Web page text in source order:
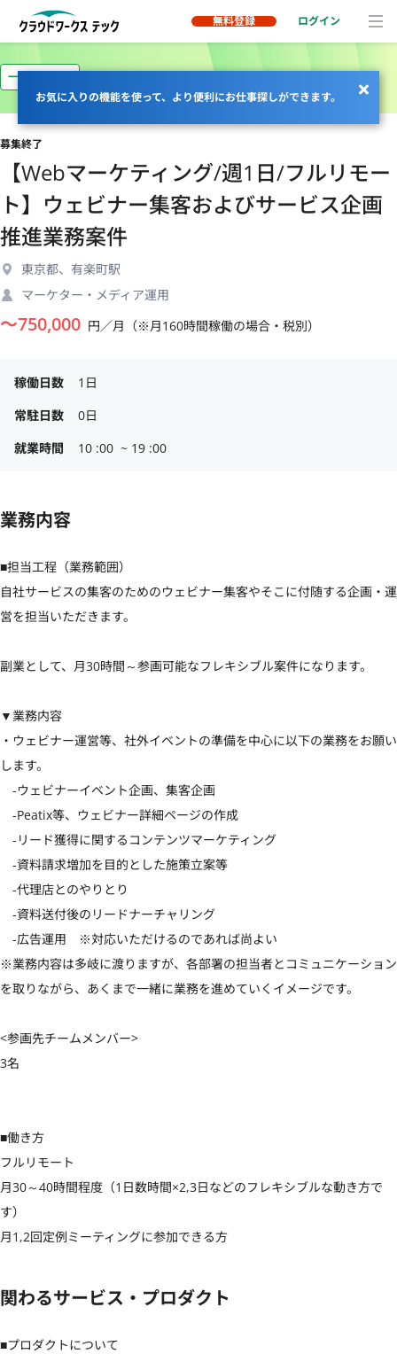
無料登録 ログイン
お気に入りの機能を使って、より便利にお仕事探しができます。
一部リモート
募集終了
【Webマーケティング/週1日/フルリモー
ト】ウェビナー集客およびサービス企画
推進業務案件
東京都、有楽町駅
マーケター・メディア運用
〜750,000 円／月（※月160時間稼働の場合・税別）
稼働日数
1日
常駐日数
0日
就業時間
10 :00  ~ 19 :00
業務内容
■担当工程（業務範囲）
自社サービスの集客のためのウェビナー集客やそこに付随する企画・運
営を担当いただきます。
副業として、月30時間～参画可能なフレキシブル案件になります。
▼業務内容
・ウェビナー運営等、社外イベントの準備を中心に以下の業務をお願い
します。
-ウェビナーイベント企画、集客企画
-Peatix等、ウェビナー詳細ページの作成
-リード獲得に関するコンテンツマーケティング
-資料請求増加を目的とした施策立案等
-代理店とのやりとり
-資料送付後のリードナーチャリング
-広告運用　※対応いただけるのであれば尚よい
※業務内容は多岐に渡りますが、各部署の担当者とコミュニケーション
を取りながら、あくまで一緒に業務を進めていくイメージです。
<参画先チームメンバー>
3名
■働き方
フルリモート
月30～40時間程度（1日数時間×2,3日などのフレキシブルな動き方で
す）
月1,2回定例ミーティングに参加できる方
関わるサービス・プロダクト
■プロダクトについて